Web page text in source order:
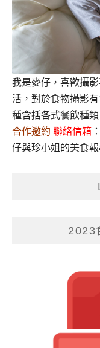
我是麥仔，喜歡攝
活，對於食物攝影
種含括各式餐飲種
合作邀約 聯絡信箱 ：
仔與珍小姐的美食報
2023